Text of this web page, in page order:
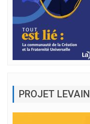
PROJET LEVAIN